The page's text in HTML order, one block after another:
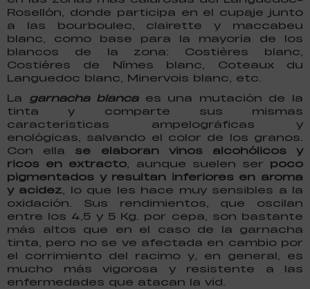
Rosellón, donde participa en el cupaje junto
a las bourboulec, clairette y maccabeu
blanc, como base para la mayoría de los
blancos de la zona: Costières blanc,
Costiéres de Nîmes blanc, Coteaux du
Languedoc blanc, Minervois blanc, etc.
La garnacha blancaes una mutación de la
tinta y comparte sus mismas
características ampelográficas y
enológicas, salvando el color de los granos.
Con ella se elaboran vinos alcohólicos y
ricos en extracto, aunque suelen ser poco
pigmentados y resultan inferiores en aroma
y acidez, lo que les hace muy sensibles a la
oxidación. Sus rendimientos, que oscilan
entre los 4,5 y 5 Kg. por cepa, son bastante
más altos que en el caso de la garnacha
tinta, pero no se ve afectada en cambio por
el corrimiento del racimo y, en general, es
mucho más vigorosa y resistente a las
enfermedades que atacan la vid.